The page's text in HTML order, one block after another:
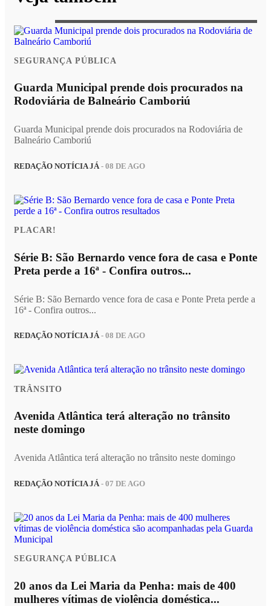
SEGURANÇA PÚBLICA
Guarda Municipal prende dois procurados na
Rodoviária de Balneário Camboriú
Guarda Municipal prende dois procurados na Rodoviária de
Balneário Camboriú
REDAÇÃO NOTÍCIA JÁ- 08 DE AGO
PLACAR!
Série B: São Bernardo vence fora de casa e Ponte
Preta perde a 16ª - Confira outros...
Série B: São Bernardo vence fora de casa e Ponte Preta perde a
16ª - Confira outros...
REDAÇÃO NOTÍCIA JÁ- 08 DE AGO
TRÂNSITO
Avenida Atlântica terá alteração no trânsito
neste domingo
Avenida Atlântica terá alteração no trânsito neste domingo
REDAÇÃO NOTÍCIA JÁ - 07 DE AGO
SEGURANÇA PÚBLICA
20 anos da Lei Maria da Penha: mais de 400
mulheres vítimas de violência doméstica...